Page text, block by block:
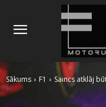
Sākums F1 Saincs atklāj